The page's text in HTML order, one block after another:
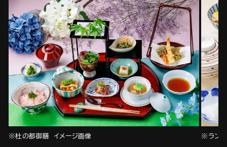
※杜の都御膳 イメージ画像 ※ラン